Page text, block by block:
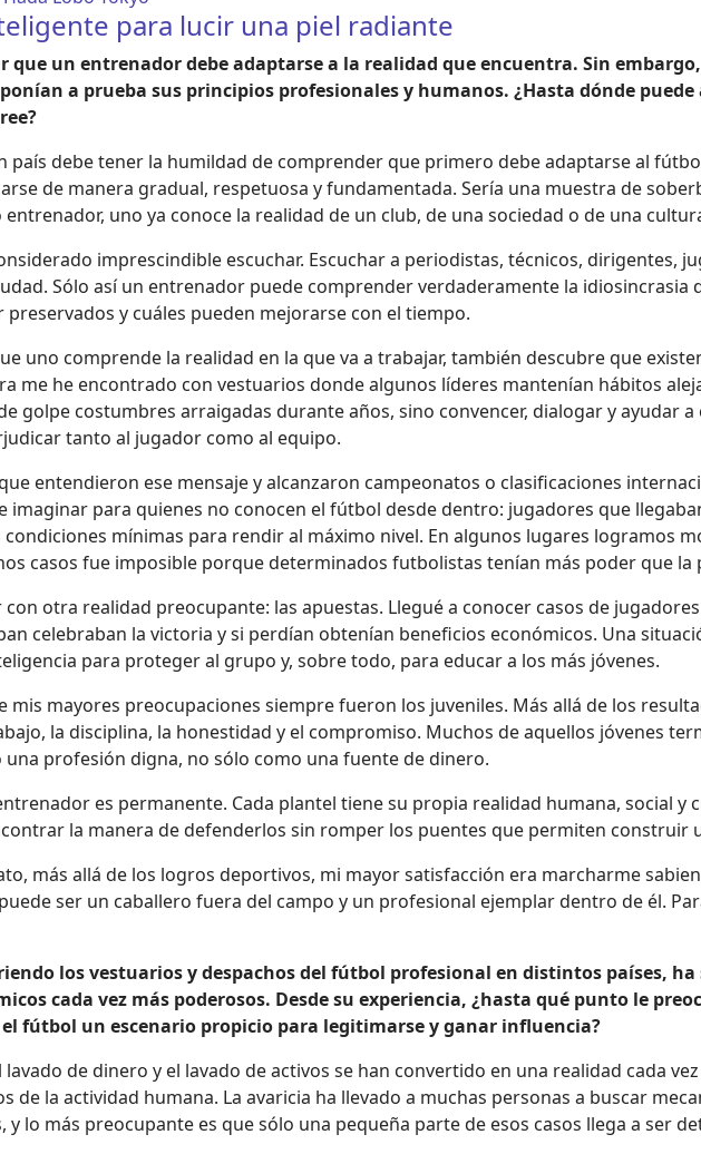
para lucir una piel radiante
que un entrenador debe adaptarse a la realidad que encuentra. Sin
a prueba sus principios profesionales y humanos. ¿Hasta dónde
país debe tener la humildad de comprender que primero debe adaptarse al
de manera gradual, respetuosa y fundamentada. Sería una muestra de
uno ya conoce la realidad de un club, de una sociedad o de una
imprescindible escuchar. Escuchar a periodistas, técnicos, dirigentes,
Sólo así un entrenador puede comprender verdaderamente la idiosincrasia
preservados y cuáles pueden mejorarse con el tiempo.
uno comprende la realidad en la que va a trabajar, también descubre que
me he encontrado con vestuarios donde algunos líderes mantenían hábitos
golpe costumbres arraigadas durante años, sino convencer, dialogar y ayudar
tanto al jugador como al equipo.
entendieron ese mensaje y alcanzaron campeonatos o clasificaciones
imaginar para quienes no conocen el fútbol desde dentro: jugadores que
condiciones mínimas para rendir al máximo nivel. En algunos lugares logramos
casos fue imposible porque determinados futbolistas tenían más poder que la
otra realidad preocupante: las apuestas. Llegué a conocer casos de
celebraban la victoria y si perdían obtenían beneficios económicos. Una
para proteger al grupo y, sobre todo, para educar a los más jóvenes.
mis mayores preocupaciones siempre fueron los juveniles. Más allá de los
la disciplina, la honestidad y el compromiso. Muchos de aquellos jóvenes
profesión digna, no sólo como una fuente de dinero.
es permanente. Cada plantel tiene su propia realidad humana, social
la manera de defenderlos sin romper los puentes que permiten construir
más allá de los logros deportivos, mi mayor satisfacción era marcharme
ser un caballero fuera del campo y un profesional ejemplar dentro de él.
los vestuarios y despachos del fútbol profesional en distintos países,
cada vez más poderosos. Desde su experiencia, ¿hasta qué punto le
fútbol un escenario propicio para legitimarse y ganar influencia?
de dinero y el lavado de activos se han convertido en una realidad cada
de la actividad humana. La avaricia ha llevado a muchas personas a buscar
lo más preocupante es que sólo una pequeña parte de esos casos llega a ser